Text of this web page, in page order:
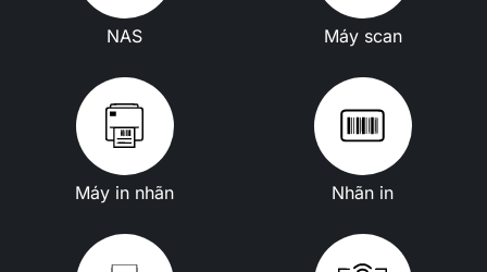
NAS Máy scan
Máy in nhãn Nhãn in